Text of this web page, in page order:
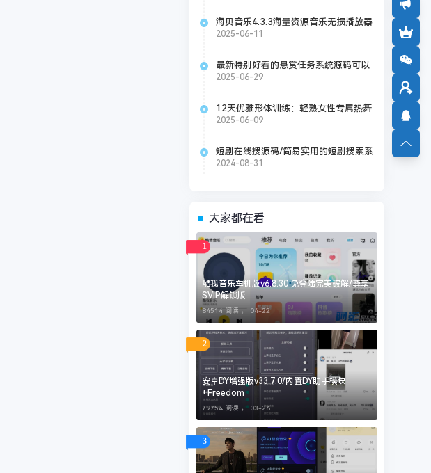
海贝音乐4.3.3海量资源音乐无损播放器
2025-06-11
最新特别好看的悬赏任务系统源码可以
直接运营
2025-06-29
​​12天优雅形体训练：轻熟女性专属热舞
课程​
2025-06-09
短剧在线搜源码/简易实用的短剧搜索系
统
2024-08-31
大家都在看
1
酷我音乐车机版v6.8.30 免登陆完美破解/尊享
SVIP解锁版
84514 阅读 ， 04-22
2
安卓DY增强版v33.7.0/内置DY助手模块
+Freedom
79754 阅读 ，03-26
3